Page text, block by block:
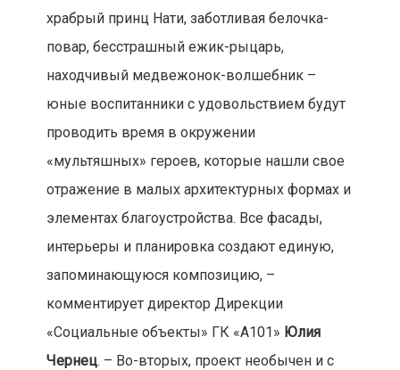
храбрый принц Нати, заботливая белочка-
повар, бесстрашный ежик-рыцарь,
находчивый медвежонок-волшебник –
юные воспитанники с удовольствием будут
проводить время в окружении
«мультяшных» героев, которые нашли свое
отражение в малых архитектурных формах и
элементах благоустройства. Все фасады,
интерьеры и планировка создают единую,
запоминающуюся композицию, –
комментирует директор Дирекции
«Социальные объекты» ГК «А101» Юлия
Чернец. – Во-вторых, проект необычен и с